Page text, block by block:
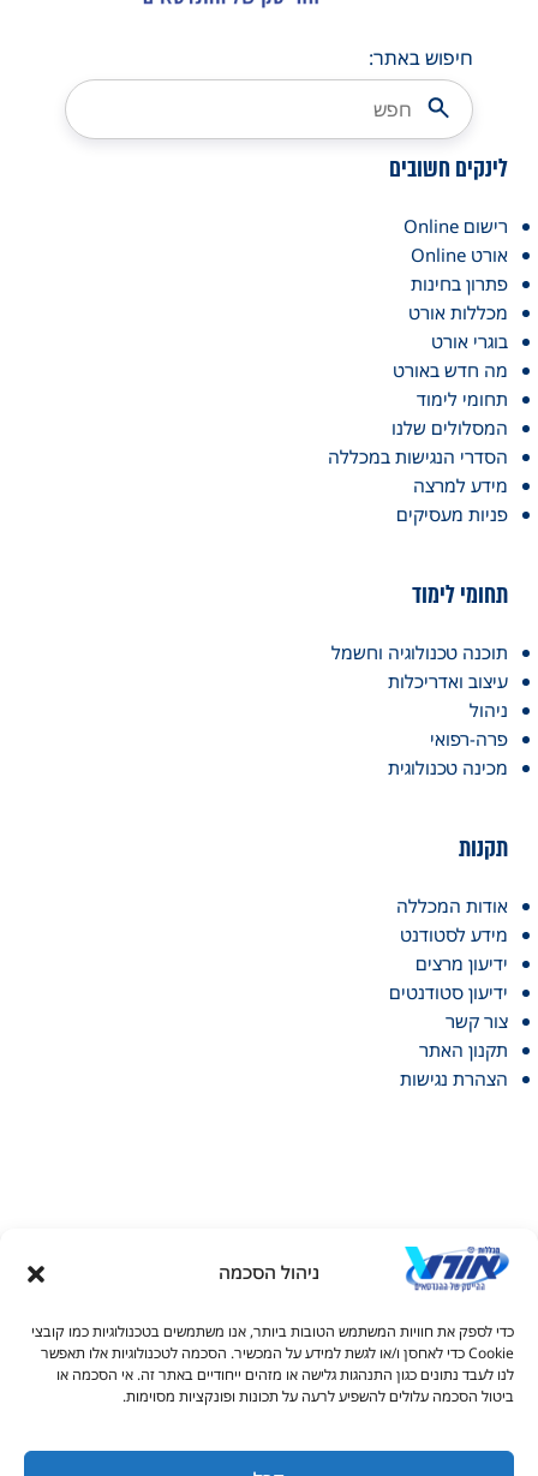
ניהול הסכמה
כדי לספק את חוויות המשתמש הטובות ביותר, אנו משתמשים בטכנולוגיות כמו קובצי
Cookie כדי לאחסן ו/או לגשת למידע על המכשיר. הסכמה לטכנולוגיות אלו תאפשר
לנו לעבד נתונים כגון התנהגות גלישה או מזהים ייחודיים באתר זה. אי הסכמה או
ביטול הסכמה עלולים להשפיע לרעה על תכונות ופונקציות מסוימות.
חיפוש באתר:
לינקים חשובים
רישום Online
אורט Online
פתרון בחינות
מכללות אורט
בוגרי אורט
מה חדש באורט
תחומי לימוד
המסלולים שלנו
הסדרי הנגישות במכללה
מידע למרצה
פניות מעסיקים
תחומי לימוד
תוכנה טכנולוגיה וחשמל
עיצוב ואדריכלות
ניהול
פרה-רפואי
מכינה טכנולוגית
תקנות
אודות המכללה
מידע לסטודנט
ידיעון מרצים
ידיעון סטודנטים
צור קשר
תקנון האתר
הצהרת נגישות
© כל הזכויות שמורות למכללות אורט 2026
handasai@admin.ort.org.il
1-700-50-62-72
טקסט
טקסט